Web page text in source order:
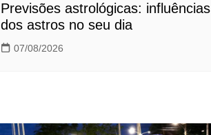
Previsões astrológicas: influências
dos astros no seu dia
07/08/2026